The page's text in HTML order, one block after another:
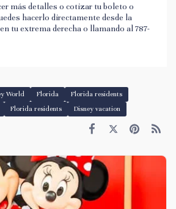
más detalles o cotizar tu boleto o
hacerlo directamente desde la
tu extrema derecha o llamando al 787-
World Florida
Florida residents
Florida residents Disney vacation